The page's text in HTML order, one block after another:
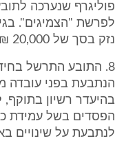
פוליגרף שנערכה
לפרשת "הצמיגים".
נזק בסך של 20,000 ₪.
8. התובע התרשל
הנתבעת בפני עובדה
בהיעדר רשיון
הפסדים בשל עמידת
לנתבעת על שינויים